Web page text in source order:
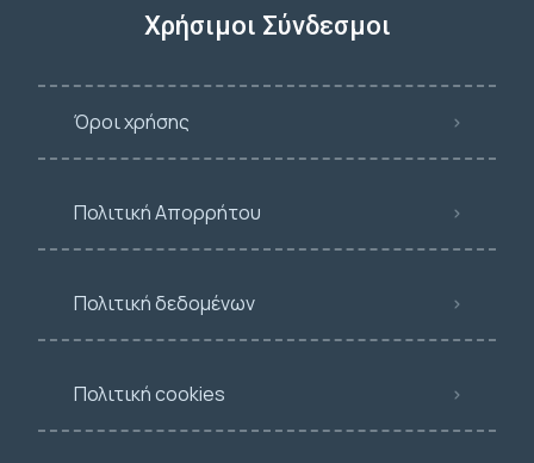
Χρήσιμοι Σύνδεσμοι
Όροι χρήσης
Πολιτική Απορρήτου
Πολιτική δεδομένων
Πολιτική cookies